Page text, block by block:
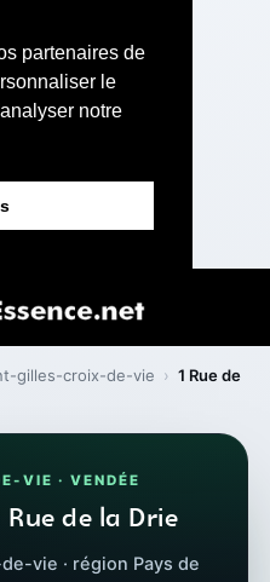
partenaires de
le
notre
gilles-croix-de-vie › 1 Rue de
VIE · VENDÉE
de la Drie
vie · région Pays de